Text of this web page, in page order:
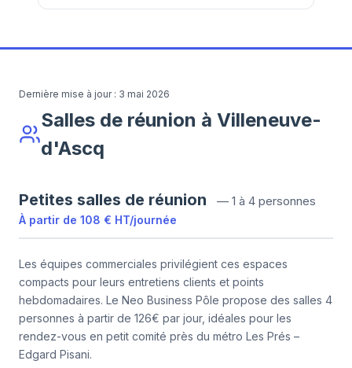
Dernière mise à jour : 3 mai 2026
Salles de réunion à Villeneuve-
d'Ascq
Petites salles de réunion — 1 à 4 personnes
À partir de 108 € HT/journée
Les équipes commerciales privilégient ces espaces
compacts pour leurs entretiens clients et points
hebdomadaires. Le Neo Business Pôle propose des salles 4
personnes à partir de 126€ par jour, idéales pour les
rendez-vous en petit comité près du métro Les Prés –
Edgard Pisani.